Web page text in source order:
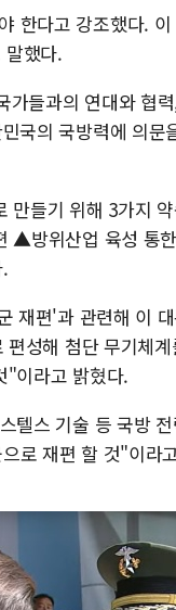
한다고 강조했다.
했다.
들과의 연대와 협
국의 국방력에 의
만들기 위해 3가지
▲방위산업 육성 통
재편'과 관련해 이
성해 첨단 무기체
"이라고 밝혔다.
텔스 기술 등 국방
로 재편 할 것"이라